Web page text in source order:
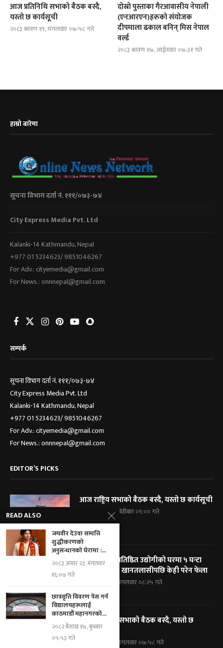
आज प्रतिनिधि सभाको बैठक बस्दै,
यस्तो छ कार्यसूची
२०८३ श्रावण १९, मंगलवार ०७:५८ गते
दोस्रो पुस्ताका गैरआवासीय नेपाली
(एनआरएन)हरूको संयोजक
दीपमाला ढकाल बनिन् मिस नेपाल
वर्ल्ड
२०८३ श्रावण १७, आईतवार ०७:३१ गते
हाम्रो बारेमा
सूचना विभाग दर्ता नं. १११/०७३-७४
City Express Media Pvt. Ltd
Kalanki-14 Kathmandu, Nepal
+977 01 5234623/ 9851046267
For Adv.: cityemedia@gmail.com
For News.: onnnepal@gmail.com
सम्पर्क
सूचना विभाग दर्ता नं. १११/०७३-७४
City Express Media Pvt. Ltd
Kalanki-14 Kathmandu, Nepal
+977 01 5234623/ 9851046267
For Adv.: cityemedia@gmail.com
For News.: onnnepal@gmail.com
EDITOR’S PICKS
आज राष्ट्रिय सभाको बैठक बस्दै, यस्तो छ कार्यसूची
२०८३ श्रावण २१, बिहीबार ०९:०० गते
विराटनगरका प्रतिष्ठित उद्योगीको घरमा ५ घन्टा
प्रहरी घेराबन्दी, खानतलासीपछि केही परेन फेला
२०८३ श्रावण १९, मंगलवार ०८:२५ गते
आज प्रतिनिधि सभाको बैठक बस्दै, यस्तो छ
कार्यसूची
२०८३ श्रावण १९, मंगलवार ०७:५८ गते
READ ALSO
जयवीर देउवा सम्पत्ति
शुद्धीकरणको
अनुसन्धानकाे घेरामा :...
२०८३ असार २३, मंगलवार
१६:०७ गते
छात्रवृत्ति विवरण पेस गर्न
विद्यालयहरूलाई
काठमाडौं महानगरको...
२०८२ बैशाख १७, बुधबार
०५:५३ गते